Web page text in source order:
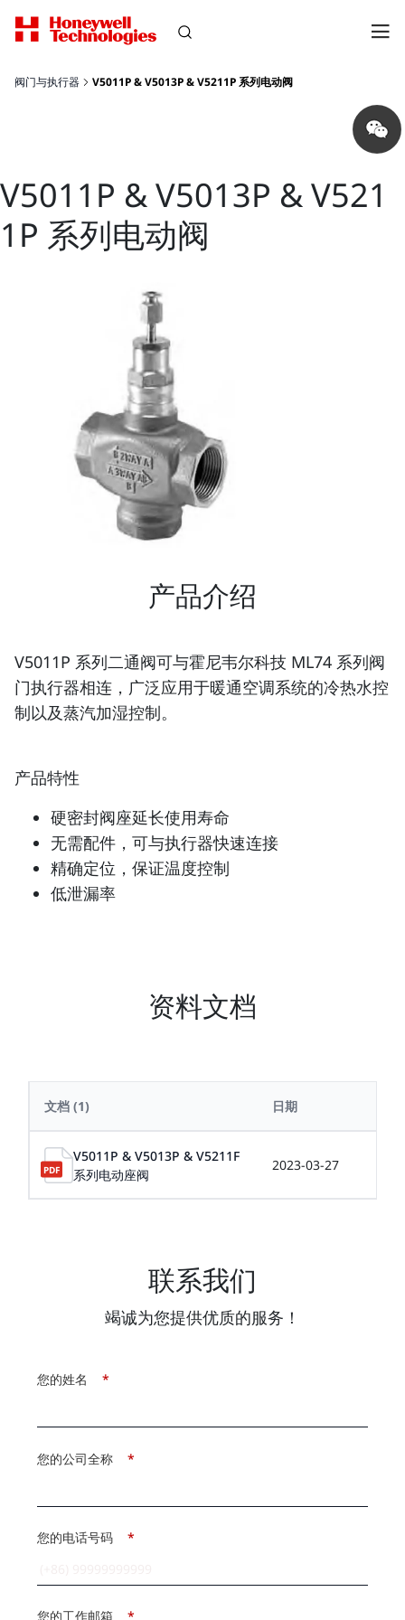
阀门与执行器 V5011P & V5013P & V5211P 系列电动阀
Share
on
wechat
V5011P & V5013P & V521
1P 系列电动阀
产品介绍
V5011P 系列二通阀可与霍尼韦尔科技 ML74 系列阀
门执行器相连，广泛应用于暖通空调系统的冷热水控
制以及蒸汽加湿控制。
产品特性
硬密封阀座延长使用寿命
无需配件，可与执行器快速连接
精确定位，保证温度控制
低泄漏率
资料文档
文档 (1) 日期
V5011P & V5013P & V5211F
系列电动座阀
2023-03-27
联系我们
竭诚为您提供优质的服务！
*
您的姓名
*
您的公司全称
*
您的电话号码
*
您的工作邮箱